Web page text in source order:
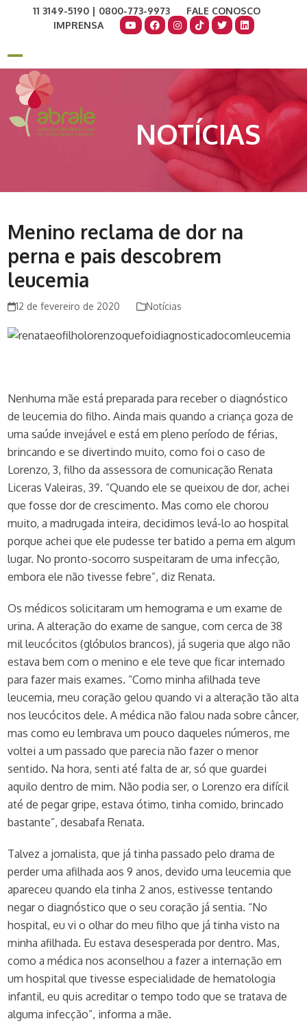
11 3149-5190 | 0800-773-9973
FALE CONOSCO
IMPRENSA
Open
mobile
menu
Close
mobile
menu
NOTÍCIAS
Menino reclama de dor na
perna e pais descobrem
leucemia
12 de fevereiro de 2020 Notícias
Nenhuma mãe está preparada para receber o diagnóstico
de leucemia do filho. Ainda mais quando a criança goza de
uma saúde invejável e está em pleno período de férias,
brincando e se divertindo muito, como foi o caso de
Lorenzo, 3, filho da assessora de comunicação Renata
Liceras Valeiras, 39. “Quando ele se queixou de dor, achei
que fosse dor de crescimento. Mas como ele chorou
muito, a madrugada inteira, decidimos levá-lo ao hospital
porque achei que ele pudesse ter batido a perna em algum
lugar. No pronto-socorro suspeitaram de uma infecção,
embora ele não tivesse febre”, diz Renata.
Os médicos solicitaram um hemograma e um exame de
urina. A alteração do exame de sangue, com cerca de 38
mil leucócitos (glóbulos brancos), já sugeria que algo não
estava bem com o menino e ele teve que ficar internado
para fazer mais exames. “Como minha afilhada teve
leucemia, meu coração gelou quando vi a alteração tão alta
nos leucócitos dele. A médica não falou nada sobre câncer,
mas como eu lembrava um pouco daqueles números, me
voltei a um passado que parecia não fazer o menor
sentido. Na hora, senti até falta de ar, só que guardei
aquilo dentro de mim. Não podia ser, o Lorenzo era difícil
até de pegar gripe, estava ótimo, tinha comido, brincado
bastante”, desabafa Renata.
Talvez a jornalista, que já tinha passado pelo drama de
perder uma afilhada aos 9 anos, devido uma leucemia que
apareceu quando ela tinha 2 anos, estivesse tentando
negar o diagnóstico que o seu coração já sentia. “No
hospital, eu vi o olhar do meu filho que já tinha visto na
minha afilhada. Eu estava desesperada por dentro. Mas,
como a médica nos aconselhou a fazer a internação em
um hospital que tivesse especialidade de hematologia
infantil, eu quis acreditar o tempo todo que se tratava de
alguma infecção”, informa a mãe.